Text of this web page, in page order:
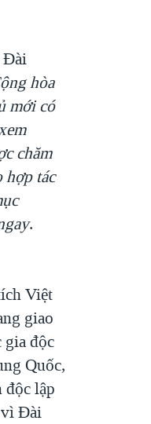
Đài
hòa
mới có
chăm
hợp tác
.
Việt
giao
gia độc
Quốc,
độc lập
vì Đài